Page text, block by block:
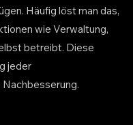
Häufig löst man das,
wie Verwaltung,
betreibt. Diese
jeder